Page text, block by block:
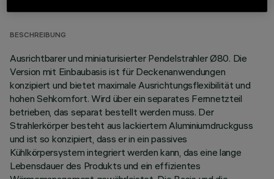
BESCHREIBUNG
Ausrichtbarer und miniaturisierter Pendelstrahler Ø80. Die
Version mit Einbaubasis ist für Deckenanwendungen
konzipiert und bietet maximale Ausrichtungsflexibilität und
hohen Sehkomfort. Wird über ein separates Fernnetzteil
betrieben, das separat bestellt werden muss. Der
Strahlerkörper besteht aus lackiertem Aluminiumdruckguss
und ist so konzipiert, dass er in ein passives
Kühlkörpersystem integriert werden kann, das eine lange
Lebensdauer des Produkts und ein effizientes